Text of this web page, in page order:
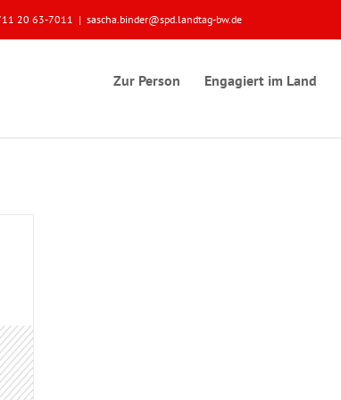
20 63-7011 | sascha.binder@spd.landtag-bw.de
Zur Person Engagiert im Land